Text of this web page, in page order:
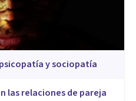
y sociopatía
las relaciones de pareja